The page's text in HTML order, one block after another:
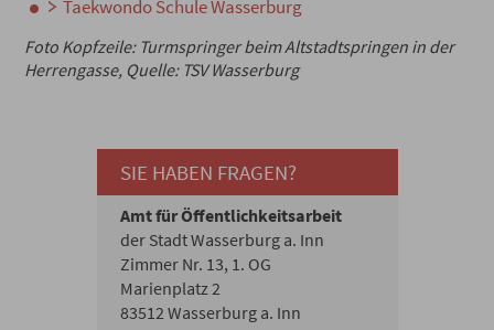
Taekwondo Schule Wasserburg
Foto Kopfzeile: Turmspringer beim Altstadtspringen in der
Herrengasse, Quelle: TSV Wasserburg
SIE HABEN FRAGEN?
Amt für Öffentlichkeitsarbeit
der Stadt Wasserburg a. Inn
Zimmer Nr. 13, 1. OG
Marienplatz 2
83512 Wasserburg a. Inn